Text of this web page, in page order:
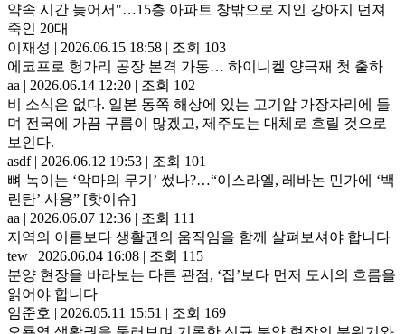
약속 시간 늦어서"…15층 아파트 창밖으로 지인 강아지 던져
죽인 20대
이재성 | 2026.06.15 18:58 | 조회 103
에코프로 헝가리 공장 본격 가동… 하이니켈 양극재 첫 출하
aa | 2026.06.14 12:20 | 조회 102
비 소식은 없다. 일본 동쪽 해상에 있는 고기압 가장자리에 들
며 전국에 가끔 구름이 많겠고, 제주도는 대체로 흐릴 것으로
보인다.
asdf | 2026.06.12 19:53 | 조회 101
뼈 녹이는 ‘악마의 무기’ 썼나?…“이스라엘, 레바논 민가에 ‘백
린탄’ 사용” [핫이슈]
aa | 2026.06.07 12:36 | 조회 111
지역의 이름보다 생활권의 움직임을 함께 살펴보셔야 합니다
tew | 2026.06.04 16:08 | 조회 115
분양 현장을 바라보는 다른 관점, ‘집’보다 먼저 도시의 흐름을
읽어야 합니다
임준호 | 2026.05.11 15:51 | 조회 169